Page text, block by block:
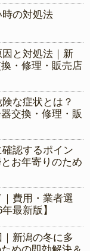
の対処法
と対処法｜新
・修理・販売店
な症状とは？
交換・修理・販
認するポイン
お年寄りのため
費用・業者選
最新版】
新潟の冬に多